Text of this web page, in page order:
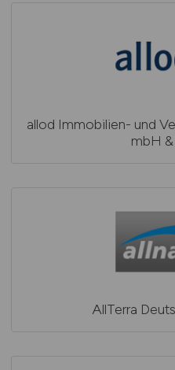
allod Immobilien- und
mbH
AllTerra